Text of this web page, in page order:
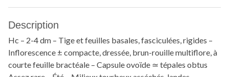
Description
Hc – 2-4 dm – Tige et feuilles basales, fasciculées, rigides –
Inflorescence ± compacte, dressée, brun-rouille multiflore, à
courte feuille bractéale – Capsule ovoïde ≃ tépales obtus